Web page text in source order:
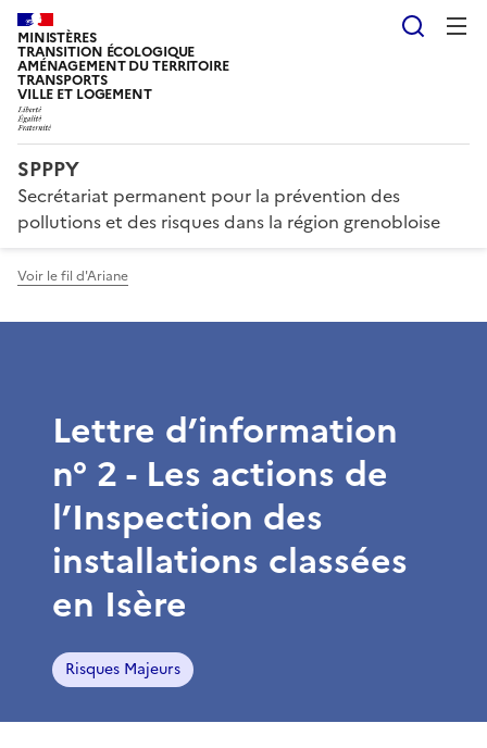
MINISTÈRES
TRANSITION ÉCOLOGIQUE
AMÉNAGEMENT DU TERRITOIRE
TRANSPORTS
VILLE ET LOGEMENT
SPPPY
Secrétariat permanent pour la prévention des
pollutions et des risques dans la région grenobloise
Voir le fil d'Ariane
Lettre d’information
n° 2 - Les actions de
l’Inspection des
installations classées
en Isère
Risques Majeurs